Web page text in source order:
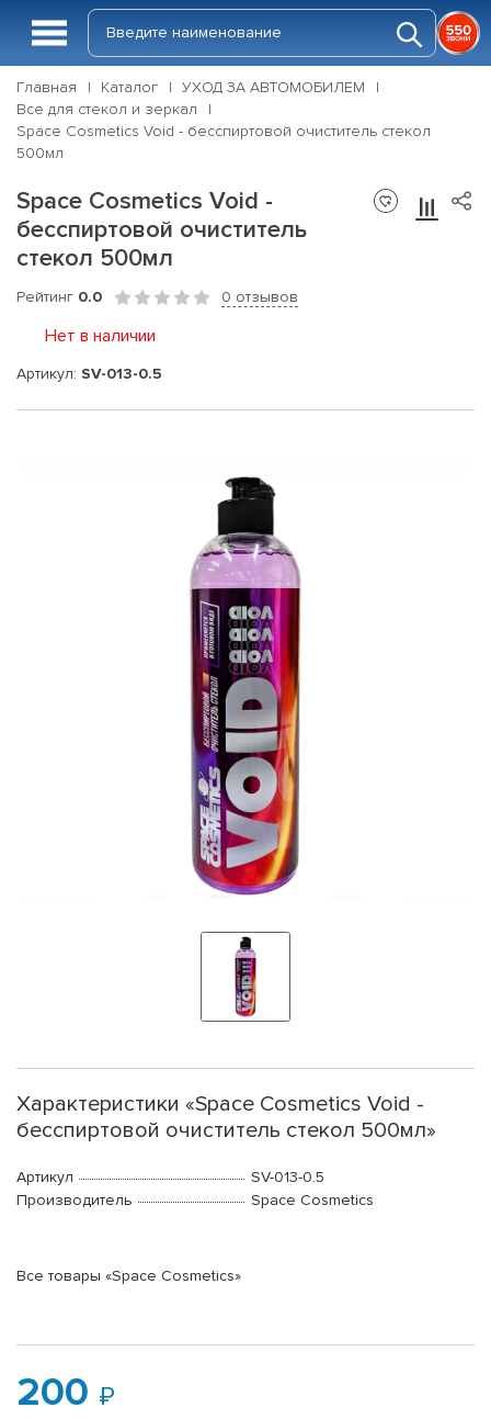
Главная Каталог
УХОД ЗА АВТОМОБИЛЕМ
Все для стекол и зеркал
Space Cosmetics Void - бесспиртовой очиститель стекол
500мл
Space Cosmetics Void -
бесспиртовой очиститель
стекол 500мл
Рейтинг 0.0 0 отзывов
Нет в наличии
Артикул: SV-013-0.5
Характеристики «Space Cosmetics Void -
бесспиртовой очиститель стекол 500мл»
Артикул
SV-013-0.5
Производитель
Space Cosmetics
Все товары «Space Cosmetics»
200